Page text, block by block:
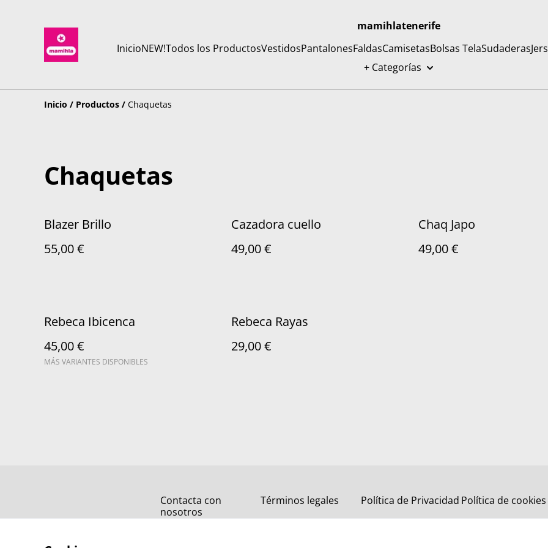
mamihlatenerife
InicioNEW!Todos los ProductosVestidosPantalonesFaldasCamisetasBolsas TelaSudaderas
+ Categorías
Inicio / Productos / Chaquetas
Chaquetas
Blazer Brillo
55,00 €
Cazadora cuello
49,00 €
Chaq Japo
49,00 €
Rebeca Ibicenca
45,00 €
MÁS VARIANTES DISPONIBLES
Rebeca Rayas
29,00 €
Contacta con
nosotros
Términos legales Política de Privacidad Política de cookies